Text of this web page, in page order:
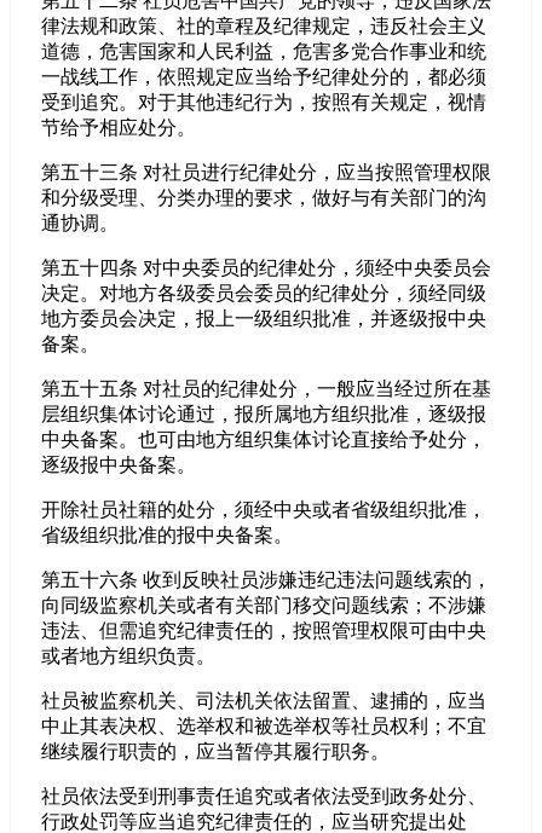
律法规和政策、社的章程及纪律规定，违反社会主义
道德，危害国家和人民利益，危害多党合作事业和统
一战线工作，依照规定应当给予纪律处分的，都必须
受到追究。对于其他违纪行为，按照有关规定，视情
节给予相应处分。
第五十三条 对社员进行纪律处分，应当按照管理权限
和分级受理、分类办理的要求，做好与有关部门的沟
通协调。
第五十四条 对中央委员的纪律处分，须经中央委员会
决定。对地方各级委员会委员的纪律处分，须经同级
地方委员会决定，报上一级组织批准，并逐级报中央
备案。
第五十五条 对社员的纪律处分，一般应当经过所在基
层组织集体讨论通过，报所属地方组织批准，逐级报
中央备案。也可由地方组织集体讨论直接给予处分，
逐级报中央备案。
开除社员社籍的处分，须经中央或者省级组织批准，
省级组织批准的报中央备案。
第五十六条 收到反映社员涉嫌违纪违法问题线索的，
向同级监察机关或者有关部门移交问题线索；不涉嫌
违法、但需追究纪律责任的，按照管理权限可由中央
或者地方组织负责。
社员被监察机关、司法机关依法留置、逮捕的，应当
中止其表决权、选举权和被选举权等社员权利；不宜
继续履行职责的，应当暂停其履行职务。
社员依法受到刑事责任追究或者依法受到政务处分、
行政处罚等应当追究纪律责任的，应当研究提出处